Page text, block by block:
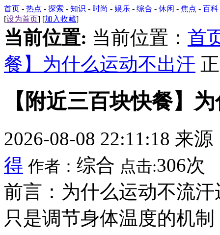
首页 - 热点 - 探索 - 知识 - 时尚 - 娱乐 - 综合 - 休闲 - 焦点 - 百科
[设为首页] [加入收藏]
当前位置: 当前位置： 首
餐】为什么运动不出汗
【附近三百块快餐】
2026-08-08 22:11:18 来源
得 作者： 综合 点击:306次
前言：为什么运动不流
只是调节身体温度的机